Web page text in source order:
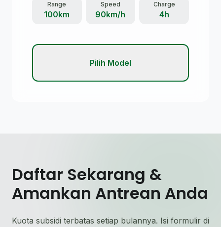
Range
100km
Speed
90km/h
Charge
4h
Pilih Model
Daftar Sekarang &
Amankan Antrean Anda
Kuota subsidi terbatas setiap bulannya. Isi formulir di